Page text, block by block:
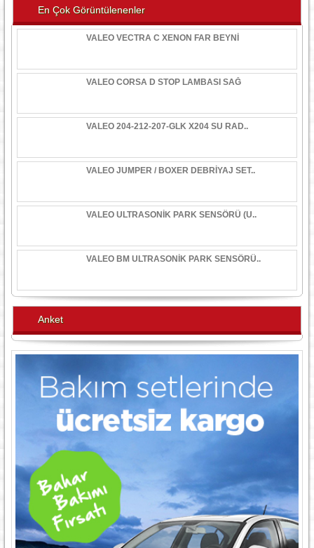
En Çok Görüntülenenler
VALEO VECTRA C XENON FAR BEYNİ
VALEO CORSA D STOP LAMBASI SAĞ
VALEO 204-212-207-GLK X204 SU RAD..
VALEO JUMPER / BOXER DEBRİYAJ SET..
VALEO ULTRASONİK PARK SENSÖRÜ (U..
VALEO BM ULTRASONİK PARK SENSÖRÜ..
Anket